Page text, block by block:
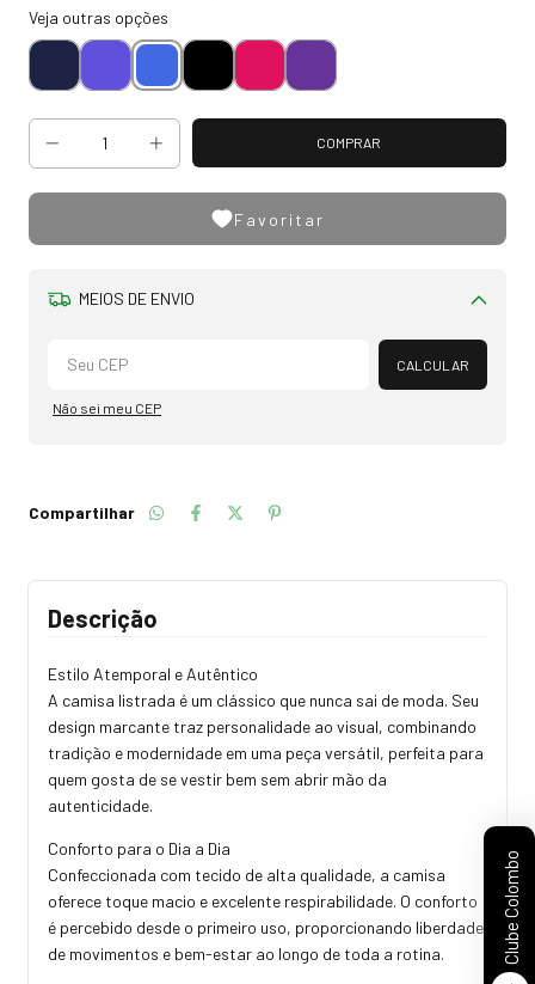
Veja outras opções
Favoritar
MEIOS DE ENVIO
Alterar CEP
CALCULAR
Não sei meu CEP
Compartilhar
Descrição
Estilo Atemporal e Autêntico
A camisa listrada é um clássico que nunca sai de moda. Seu
design marcante traz personalidade ao visual, combinando
tradição e modernidade em uma peça versátil, perfeita para
quem gosta de se vestir bem sem abrir mão da
autenticidade.
Conforto para o Dia a Dia
Confeccionada com tecido de alta qualidade, a camisa
oferece toque macio e excelente respirabilidade. O conforto
é percebido desde o primeiro uso, proporcionando liberdade
de movimentos e bem-estar ao longo de toda a rotina.
Clube Colombo